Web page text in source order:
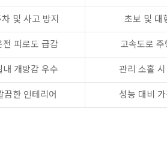
및 사고 방지
초보 및 대
전 피로도 급감
고속도로
내 개방감 우수
관리 소홀
끔한 인테리어 성능 대비